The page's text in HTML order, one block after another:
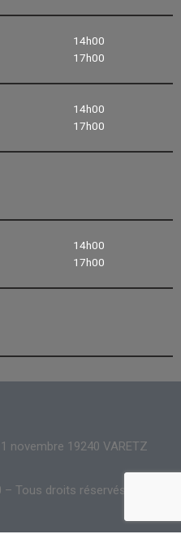
14h00
17h00
14h00
17h00
14h00
17h00
novembre 19240 VARETZ
Tous droits réservés